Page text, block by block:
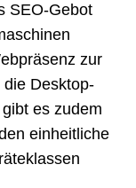
SEO-Gebot
zur
Desktop-
es zudem
einheitliche